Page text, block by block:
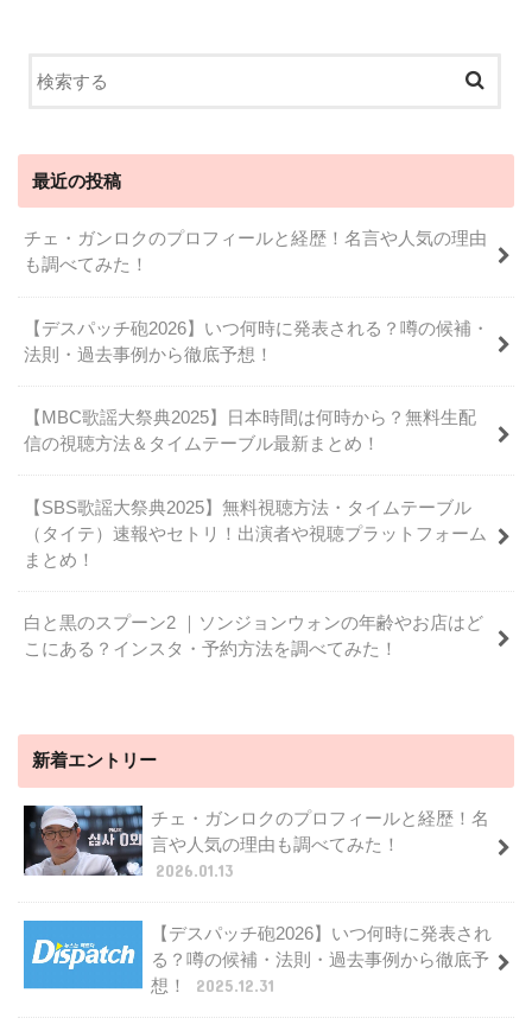
最近の投稿
チェ・ガンロクのプロフィールと経歴！名言や人気の理由
も調べてみた！
【デスパッチ砲2026】いつ何時に発表される？噂の候補・
法則・過去事例から徹底予想！
【MBC歌謡大祭典2025】日本時間は何時から？無料生配
信の視聴方法＆タイムテーブル最新まとめ！
【SBS歌謡大祭典2025】無料視聴方法・タイムテーブル
（タイテ）速報やセトリ！出演者や視聴プラットフォーム
まとめ！
白と黒のスプーン2 ｜ソンジョンウォンの年齢やお店はど
こにある？インスタ・予約方法を調べてみた！
新着エントリー
チェ・ガンロクのプロフィールと経歴！名
言や人気の理由も調べてみた！
2026.01.13
【デスパッチ砲2026】いつ何時に発表され
る？噂の候補・法則・過去事例から徹底予
想！
2025.12.31